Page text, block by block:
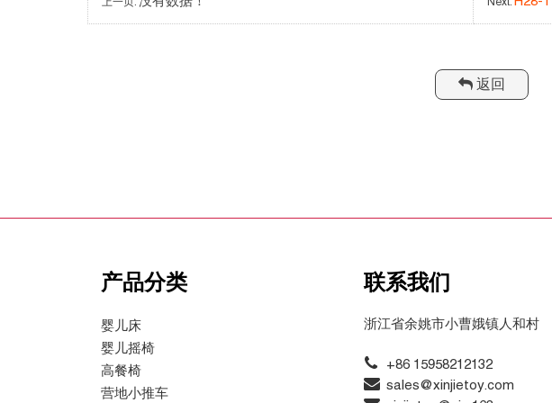
返回
产品分类
婴儿床
婴儿摇椅
高餐椅
营地小推车
联系我们
浙江省余姚市小曹娥镇人和村
+86 15958212132
sales@xinjietoy.com